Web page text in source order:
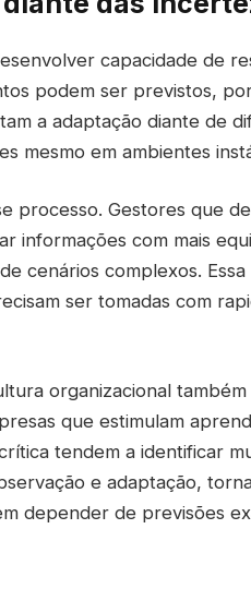
capacidade de
podem ser previstos,
a adaptação diante de
mesmo em ambientes
processo. Gestores que
informações com mais
cenários complexos.
ser tomadas com
organizacional
que estimulam
tendem a identificar
e adaptação,
depender de previsões